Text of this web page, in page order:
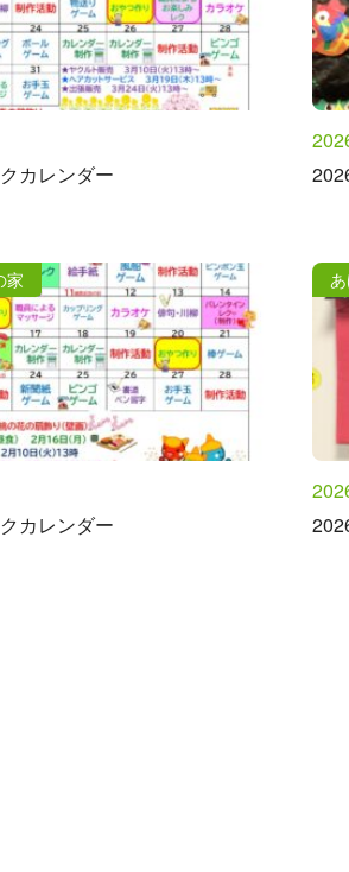
カレンダー
家
カレンダー